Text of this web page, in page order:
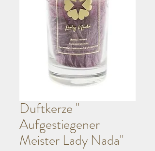
Duftkerze "
Aufgestiegener
Meister Lady Nada"